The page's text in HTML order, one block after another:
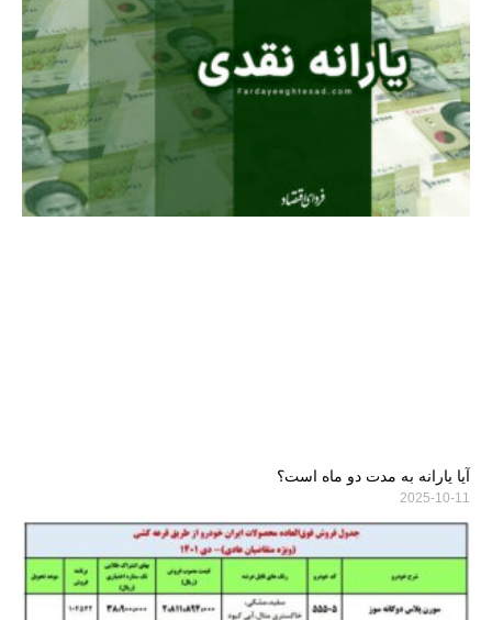
آیا یارانه به مدت دو ماه است؟
2025-10-11